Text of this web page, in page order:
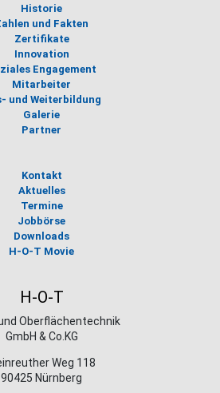
Historie
und Fakten
Zertifikate
Innovation
Engagement
Mitarbeiter
und Weiterbildung
Galerie
Partner
Kontakt
Aktuelles
Termine
Jobbörse
Downloads
H-O-T Movie
H-O-T
Oberflächentechnik
GmbH & Co.KG
Weg 118
90425 Nürnberg